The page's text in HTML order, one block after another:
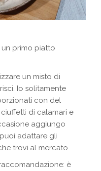
un primo piatto
un misto di
Io solitamente
con del
di calamari e
aggiungo
adattare gli
trovi al mercato.
è